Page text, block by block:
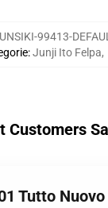
99413-
:Junji Ito Felpa,
Customers
Tutto